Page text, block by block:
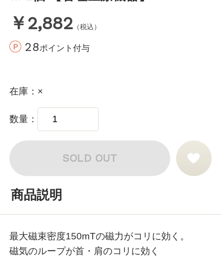
￥2,882 （税込）
28ポイント付与
在庫 ×
数量
SOLD OUT
商品説明
最大磁束密度150mTの磁力がコリに効く。
磁気のループが首・肩のコリに効く